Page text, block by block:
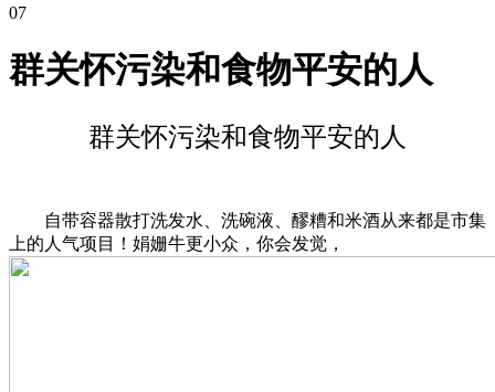
07
群关怀污染和食物平安的人
群关怀污染和食物平安的人
自带容器散打洗发水、洗碗液、醪糟和米酒从来都是市集
上的人气项目！娟姗牛更小众，你会发觉，